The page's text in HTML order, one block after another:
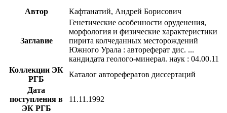
Автор Кафтанатий, Андрей Борисович
Заглавие
Генетические особенности оруденения,
морфология и физические характеристики
пирита колчеданных месторождений
Южного Урала : автореферат дис. ...
кандидата геолого-минерал. наук : 04.00.11
Коллекции ЭК
РГБ
Каталог авторефератов диссертаций
Дата
поступления в
ЭК РГБ
11.11.1992